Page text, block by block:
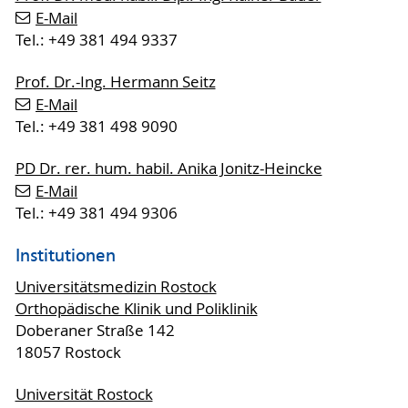
E-Mail
Tel.: +49 381 494 9337
Prof. Dr.-Ing. Hermann Seitz
E-Mail
Tel.: +49 381 498 9090
PD Dr. rer. hum. habil. Anika Jonitz-Heincke
E-Mail
Tel.: +49 381 494 9306
Institutionen
Universitätsmedizin Rostock
Orthopädische Klinik und Poliklinik
Doberaner Straße 142
18057 Rostock
Universität Rostock